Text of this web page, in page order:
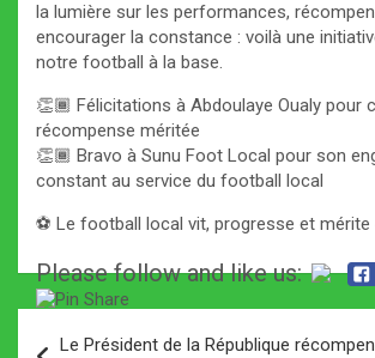
la lumière sur les performances,
encourager la constance : voilà une
notre football à la base.
👏🏾 Félicitations à Abdoulaye Oualy pour
récompense méritée
👏🏾 Bravo à Sunu Foot Local pour son
constant au service du football local
⚽️ Le football local vit, progresse et mérite
Please follow and like us:
Le Président de la République